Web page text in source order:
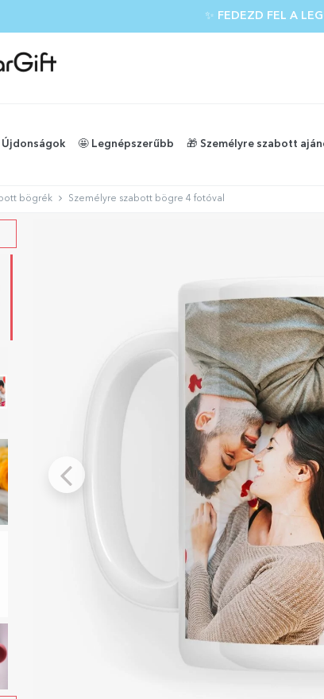
NYÁRI KIÁRUSÍTÁS 🌴 AKÁR 40%-OS
Újdonságok 🤩 Legnépszerűbb 🎁 Személyre szabott
bögrék Személyre szabott bögre 4 fotóval